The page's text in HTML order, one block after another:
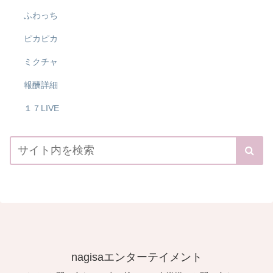
ふわっち
ピカピカ
ミクチャ
報酬詳細
１７LIVE
nagisaエンターテイメント